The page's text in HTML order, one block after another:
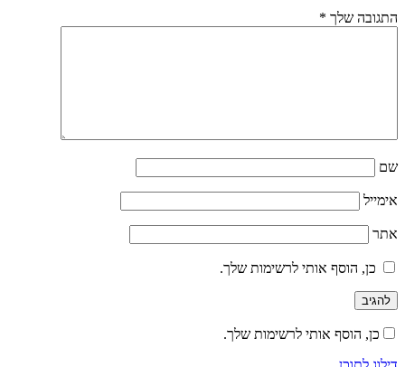
התגובה שלך *
שם
אימייל
אתר
כן, הוסף אותי לרשימות שלך.
כן, הוסף אותי לרשימות שלך.